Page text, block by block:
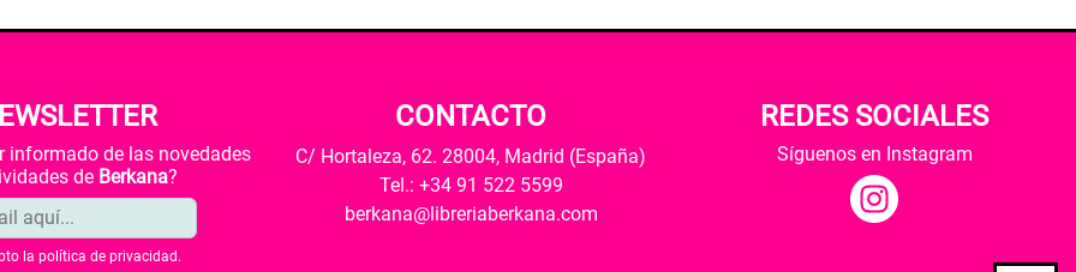
informado de las novedades
de Berkana?
la política de privacidad .
CONTACTO
C/ Hortaleza, 62. 28004, Madrid (España)
Tel.: +34 91 522 5599
berkana@libreriaberkana.com
REDES SOCIALES
Síguenos en Instagram